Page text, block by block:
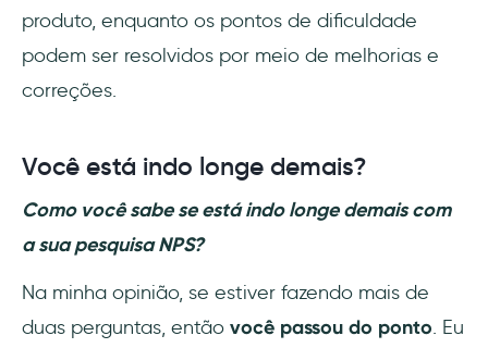
produto, enquanto os pontos de dificuldade
podem ser resolvidos por meio de melhorias e
correções.
Você está indo longe demais?
Como você sabe se está indo longe demais com
a sua pesquisa NPS?
Na minha opinião, se estiver fazendo mais de
duas perguntas, então você passou do ponto. Eu